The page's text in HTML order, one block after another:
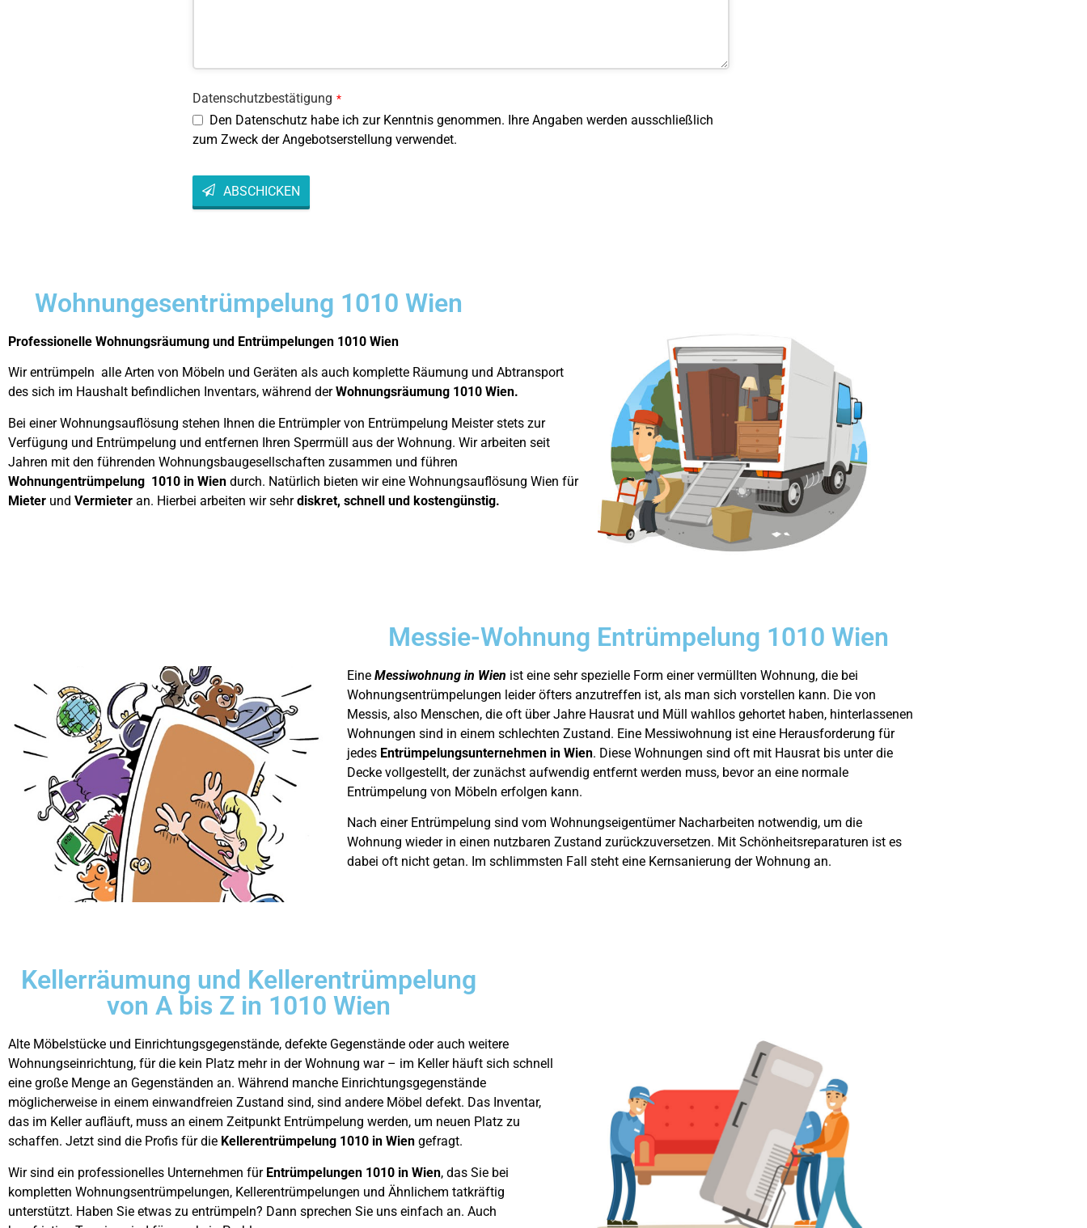
Datenschutzbestätigung *
Den Datenschutz habe ich zur Kenntnis genommen. Ihre Angaben werden ausschließlich
zum Zweck der Angebotserstellung verwendet.
ABSCHICKEN
Wohnungesentrümpelung 1010 Wien
Professionelle Wohnungsräumung und Entrümpelungen 1010 Wien
Wir entrümpeln alle Arten von Möbeln und Geräten als auch komplette Räumung und Abtransport
des sich im Haushalt befindlichen Inventars, während derWohnungsräumung 1010 Wien.
Bei einer Wohnungsauflösung stehen Ihnen die Entrümpler von Entrümpelung Meister stets zur
Verfügung und Entrümpelung und entfernen Ihren Sperrmüll aus der Wohnung. Wir arbeiten seit
Jahren mit den führenden Wohnungsbaugesellschaften zusammen und führen
Wohnungentrümpelung 1010 in Wien durch. Natürlich bieten wir eine Wohnungsauflösung Wien für
Mieter und Vermieter an. Hierbei arbeiten wir sehrdiskret, schnell und kostengünstig.
Messie-Wohnung Entrümpelung 1010 Wien
Eine Messiwohnung in Wien ist eine sehr spezielle Form einer vermüllten Wohnung, die bei
Wohnungsentrümpelungen leider öfters anzutreffen ist, als man sich vorstellen kann. Die von
Messis, also Menschen, die oft über Jahre Hausrat und Müll wahllos gehortet haben, hinterlassenen
Wohnungen sind in einem schlechten Zustand. Eine Messiwohnung ist eine Herausforderung für
jedes Entrümpelungsunternehmen in Wien. Diese Wohnungen sind oft mit Hausrat bis unter die
Decke vollgestellt, der zunächst aufwendig entfernt werden muss, bevor an eine normale
Entrümpelung von Möbeln erfolgen kann.
Nach einer Entrümpelung sind vom Wohnungseigentümer Nacharbeiten notwendig, um die
Wohnung wieder in einen nutzbaren Zustand zurückzuversetzen. Mit Schönheitsreparaturen ist es
dabei oft nicht getan. Im schlimmsten Fall steht eine Kernsanierung der Wohnung an.
Kellerräumung und Kellerentrümpelung
von A bis Z in 1010 Wien
Alte Möbelstücke und Einrichtungsgegenstände, defekte Gegenstände oder auch weitere
Wohnungseinrichtung, für die kein Platz mehr in der Wohnung war – im Keller häuft sich schnell
eine große Menge an Gegenständen an. Während manche Einrichtungsgegenstände
möglicherweise in einem einwandfreien Zustand sind, sind andere Möbel defekt. Das Inventar,
das im Keller aufläuft, muss an einem Zeitpunkt Entrümpelung werden, um neuen Platz zu
schaffen. Jetzt sind die Profis für die Kellerentrümpelung 1010 in Wien gefragt.
Wir sind ein professionelles Unternehmen für Entrümpelungen 1010 in Wien, das Sie bei
kompletten Wohnungsentrümpelungen, Kellerentrümpelungen und Ähnlichem tatkräftig
unterstützt. Haben Sie etwas zu entrümpeln? Dann sprechen Sie uns einfach an. Auch